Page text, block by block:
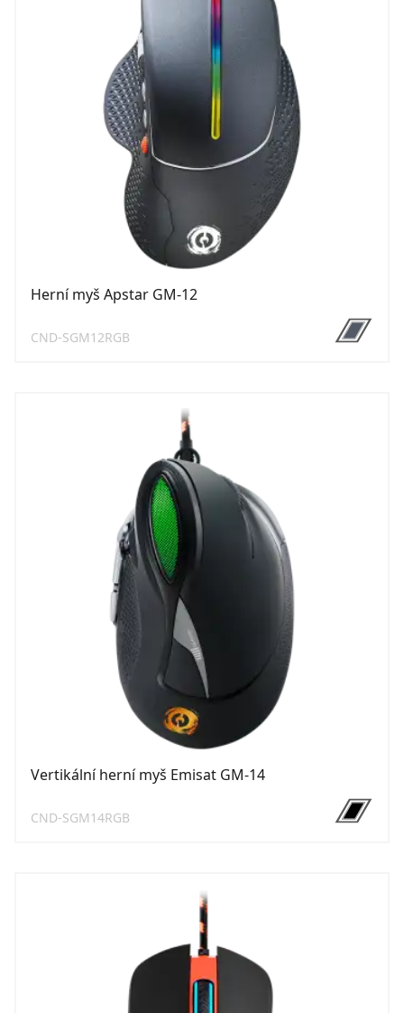
Herní myš Apstar GM-12
CND-SGM12RGB
Vertikální herní myš Emisat GM-14
CND-SGM14RGB